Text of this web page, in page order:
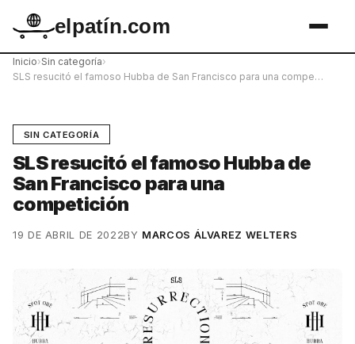
elpatín.com
Inicio›Sin categoría›
SLS resucitó el famoso Hubba de San Francisco para una compe…
SIN CATEGORÍA
SLS resucitó el famoso Hubba de
San Francisco para una
competición
19 DE ABRIL DE 2022BY MARCOS ÁLVAREZ WELTERS